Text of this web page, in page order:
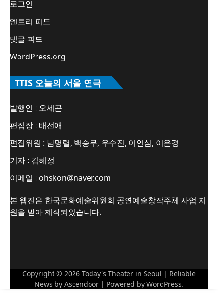
로그인
엔트리 피드
댓글 피드
WordPress.org
TTIS 오늘의 서울 연극
발행인 : 오세곤
편집장 : 배선애
편집위원 : 남명렬, 백승무, 우수진, 이연심, 이은경
기자 : 김혜정
이메일 : ohskon@naver.com
본 웹진은 한국문화예술위원회 공연예술창작주체 사업 지
원을 받아 제작되었습니다.
Copyright © 2026 Today's Theater in Seoul | Reliable
News by Ascendoor | Powered by WordPress.